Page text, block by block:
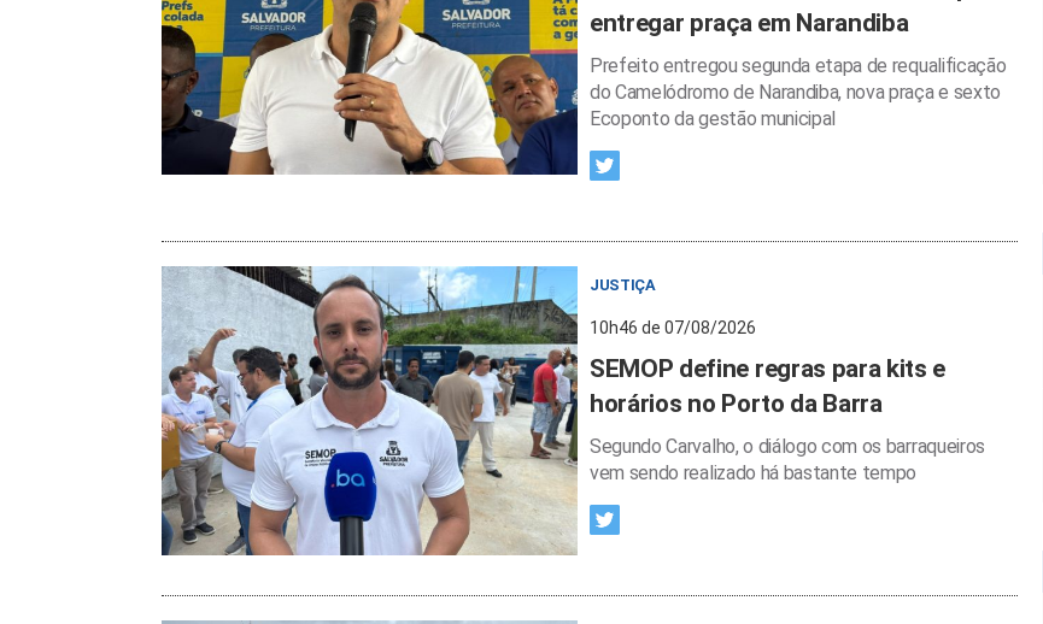
entregar praça em Narandiba
Prefeito entregou segunda etapa de requalificação
do Camelódromo de Narandiba, nova praça e sexto
Ecoponto da gestão municipal
JUSTIÇA
10h46 de 07/08/2026
SEMOP define regras para kits e
horários no Porto da Barra
Segundo Carvalho, o diálogo com os barraqueiros
vem sendo realizado há bastante tempo